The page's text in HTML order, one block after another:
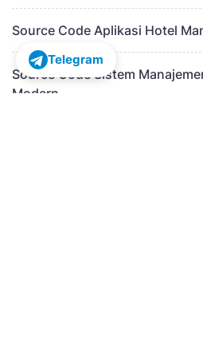
Source Code Aplikasi Hotel
Source Code Sistem
Modern
Telegram